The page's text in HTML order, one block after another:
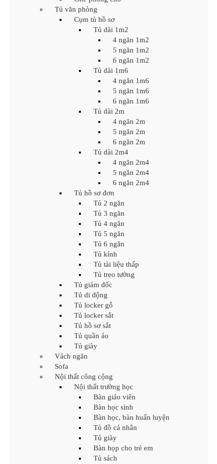
Tủ văn phòng
Cụm tủ hồ sơ
Tủ dài 1m2
4 ngăn 1m2
5 ngăn 1m2
6 ngăn 1m2
Tủ dài 1m6
4 ngăn 1m6
5 ngăn 1m6
6 ngăn 1m6
Tủ dài 2m
4 ngăn 2m
5 ngăn 2m
6 ngăn 2m
Tủ dài 2m4
4 ngăn 2m4
5 ngăn 2m4
6 ngăn 2m4
Tủ hồ sơ đơn
Tủ 2 ngăn
Tủ 3 ngăn
Tủ 4 ngăn
Tủ 5 ngăn
Tủ 6 ngăn
Tủ kính
Tủ tài liệu thấp
Tủ treo tường
Tủ giám đốc
Tủ di động
Tủ locker gỗ
Tủ locker sắt
Tủ hồ sơ sắt
Tủ quần áo
Tủ giày
Vách ngăn
Sofa
Nội thất công cộng
Nội thất trường học
Bàn giáo viên
Bàn học sinh
Bàn học, bàn huấn luyện
Tủ đồ cá nhân
Tủ giày
Bàn họp cho trẻ em
Tủ sách